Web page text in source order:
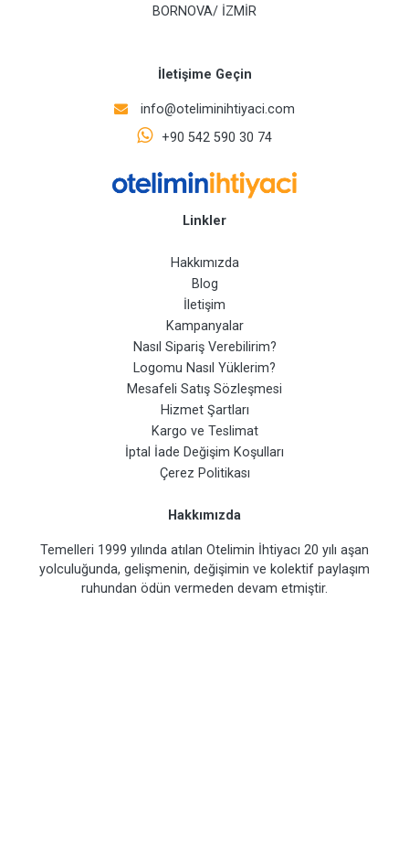
BORNOVA/ İZMİR
İletişime Geçin
info@oteliminihtiyaci.com
+90 542 590 30 74
Linkler
Hakkımızda
Blog
İletişim
Kampanyalar
Nasıl Sipariş Verebilirim?
Logomu Nasıl Yüklerim?
Mesafeli Satış Sözleşmesi
Hizmet Şartları
Kargo ve Teslimat
İptal İade Değişim Koşulları
Çerez Politikası
Hakkımızda
Temelleri 1999 yılında atılan Otelimin İhtiyacı 20 yılı aşan
yolculuğunda, gelişmenin, değişimin ve kolektif paylaşım
ruhundan ödün vermeden devam etmiştir.